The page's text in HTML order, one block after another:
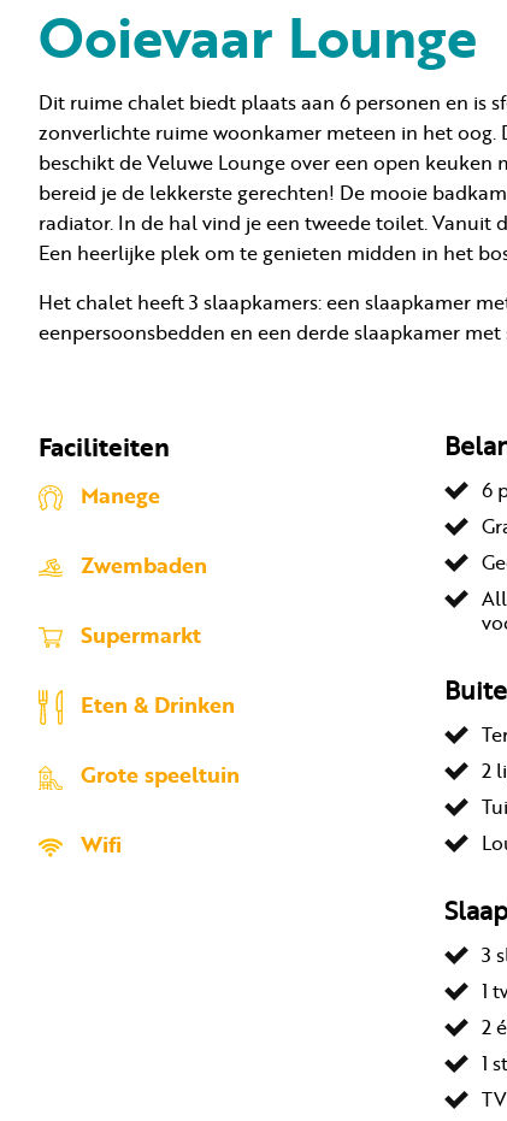
Ooievaar Lounge
Dit ruime chalet biedt plaats aan 6 personen en is
zonverlichte ruime woonkamer meteen in het oog.
beschikt de Veluwe Lounge over een open
bereid je de lekkerste gerechten! De mooie
radiator. In de hal vind je een tweede toilet.
Een heerlijke plek om te genieten midden in het
Het chalet heeft 3 slaapkamers: een slaapkamer
eenpersoonsbedden en een derde slaapkamer met
Faciliteiten
Manege
Zwembaden
Supermarkt
Eten & Drinken
Grote speeltuin
Wifi
6
2
3
1
2
1